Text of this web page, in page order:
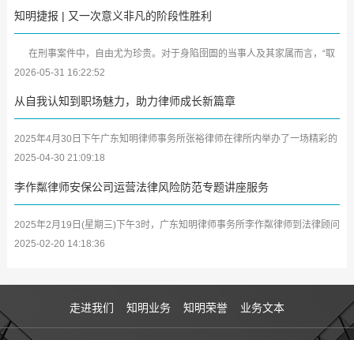
知明捷报 | 又一次意义非凡的阶段性胜利
在刑事案件中，自由尤为珍贵。对于身陷囹圄的当事人及其家属而言，“取
保候审”犹如黑暗中的一缕曙光。近日，广东知明律师事务所又传来喜...
2026-05-31 16:22:52
从自我认知到职场魅力，助力律师成长新篇章
2025年4月30日下午广东知明律师事务所张裕律师在律所内举办了一场精彩的
学习分享会，将其参加深圳市律师协会第二期女律师研修班及中小律所管理合
2025-04-30 21:09:18
李作粼律师安保公司运营法律风险防范专题讲座服务
2025年2月19日(星期三)下午3时，广东知明律师事务所李作粼律师到法律顾问
单位广东众安保保安服务有限公司(以下简称众安保公司)开展安保企业及中高
2025-02-20 14:18:36
走进我们 知明业务 知明荣誉 业务文本